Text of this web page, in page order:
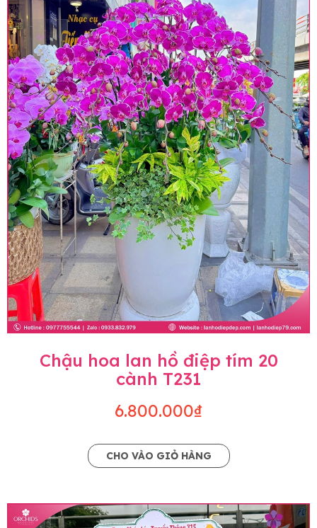
Chậu hoa lan hồ điệp tím 20
cành T231
6.800.000₫
CHO VÀO GIỎ HÀNG